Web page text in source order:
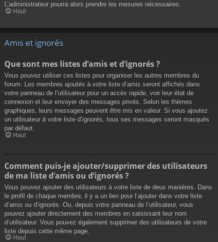
L’administrateur pourra alors prendre les mesures nécessaires.
Haut
Amis et ignorés
Que sont mes listes d’amis et d’ignorés ?
Vous pouvez utiliser ces listes pour organiser les autres membres du
forum. Les membres ajoutés à votre liste d’amis seront affichés dans
votre panneau de l’utilisateur pour un accès rapide, voir leur état de
connexion et leur envoyer des messages privés. Selon les thèmes
graphiques, leurs messages peuvent être mis en valeur. Si vous ajoutez
un utilisateur à votre liste d’ignorés, tous ses messages seront masqués
par défaut.
Haut
Comment puis-je ajouter/supprimer des utilisateurs
de ma liste d’amis ou d’ignorés ?
Vous pouvez ajouter des utilisateurs à votre liste de deux manières. Dans
le profil de chaque membre, il y a un lien pour l’ajouter dans votre liste
d’amis ou d’ignorés. Ou, depuis votre panneau de l’utilisateur, vous
pouvez ajouter directement des membres en saisissant leur nom
d’utilisateur. Vous pouvez également supprimer des utilisateurs de votre
liste depuis cette même page.
Haut